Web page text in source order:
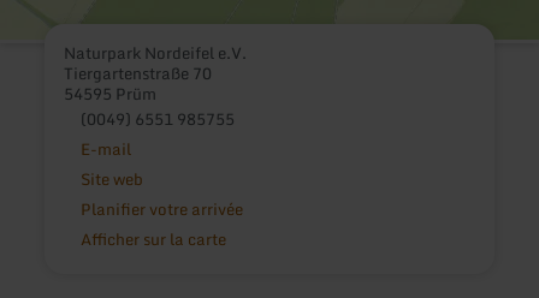
Naturpark Nordeifel e.V.
Tiergartenstraße 70
54595 Prüm
(0049) 6551 985755
E-mail
Site web
Planifier votre arrivée
Afficher sur la carte